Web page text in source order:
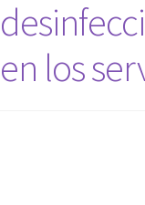
en los